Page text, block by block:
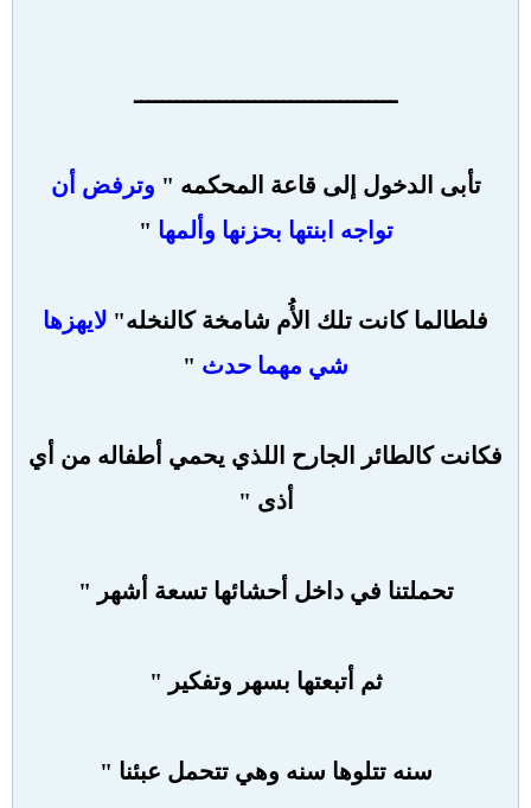
ـــــــــــــــــــــــــــــــــــــ
تأبى الدخول إلى قاعة المحكمه " وترفض أن
تواجه ابنتها بحزنها وألمها "
فلطالما كانت تلك الأُم شامخة كالنخله" لايهزها
شي مهما حدث "
فكانت كالطائر الجارح اللذي يحمي أطفاله من أي
أذى "
تحملتنا في داخل أحشائها تسعة أشهر "
ثم أتبعتها بسهر وتفكير "
سنه تتلوها سنه وهي تتحمل عبئنا "